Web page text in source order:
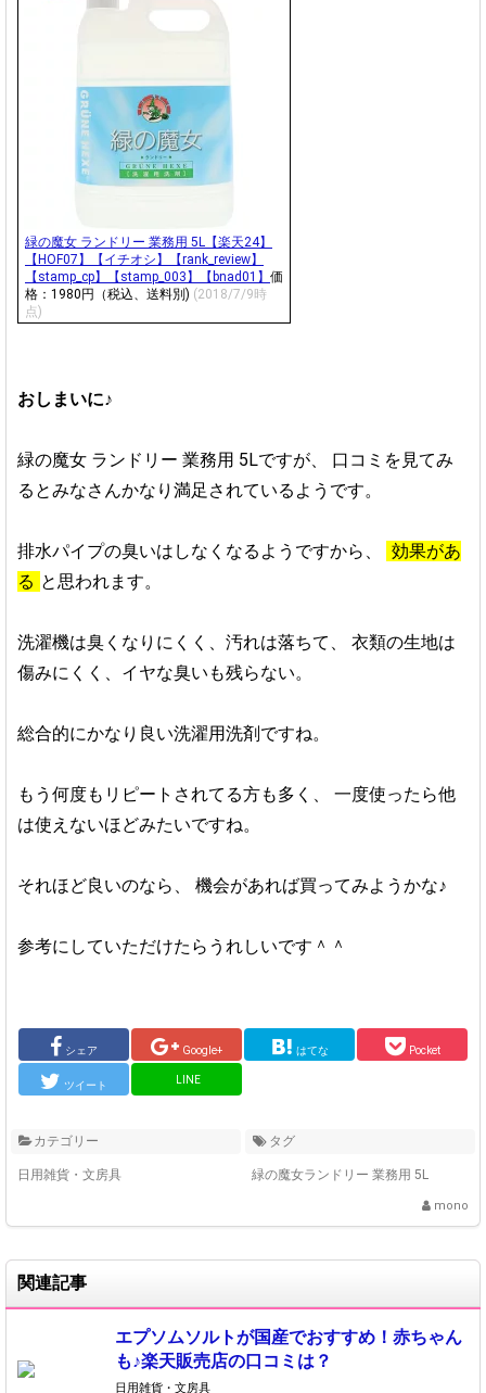
緑の魔女 ランドリー 業務用 5L【楽天24】
【HOF07】【イチオシ】【rank_review】
【stamp_cp】【stamp_003】【bnad01】 価
格：1980円（税込、送料別) (2018/7/9時
点)
おしまいに♪
緑の魔女 ランドリー 業務用 5Lですが、
口コミを見てみ
るとみなさんかなり満足されているようです。
排水パイプの臭いはしなくなるようですから、
効果があ
る と思われます。
洗濯機は臭くなりにくく、汚れは落ちて、
衣類の生地は
傷みにくく、イヤな臭いも残らない。
総合的にかなり良い洗濯用洗剤ですね。
もう何度もリピートされてる方も多く、
一度使ったら他
は使えないほどみたいですね。
それほど良いのなら、 機会があれば買ってみようかな♪
参考にしていただけたらうれしいです＾＾
シェア Google+ はてな Pocket
ツイート LINE
カテゴリー
日用雑貨・文房具
タグ
緑の魔女ランドリー 業務用 5L
mono
関連記事
エプソムソルトが国産でおすすめ！赤ちゃん
も♪楽天販売店の口コミは？
日用雑貨・文房具